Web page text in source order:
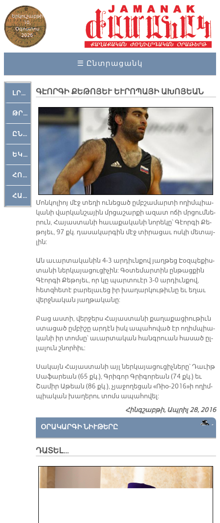
Երկուշաբթի
10,
Օգոստոս
2026
☰ Ընտրացանկ
ԼՐԱՀՈՍ
ԹՐՔԱՀԱՅ ԿԵԱՆՔ
ԸՆԿԵՐԱՄՇԱԿՈՒԹԱՅԻՆ
ԵԿԵՂԵՑԱԿԱՆ
ՀՈԳԵՄՏԱՒՈՐ
ՀԱՐԹԱԿ
ԳԷՈՐ­ԳԻ ՔԵ­ԹՈ­ՅԵՒ ԵՒ­ՐՈ­ՊԱ­ՅԻ Ա­ԽՈ­ՅԵԱՆ
Մոն­կո­լիոյ մէջ տե­ղի ու­նե­ցած ըմբ­շա­մար­տի ո­ղիմ­պիա­
կա­նի վար­կան­շա­յին մրցա­շար­քի ա­զատ ո­ճի մրցում­նե­
րուն, Հա­յաս­տա­նի հա­ւա­քա­կա­նի նո­րե­կը՝ Գէոր­գի Քե­
թո­յեւ, 97 քկ. դա­սա­կար­գին մէջ տի­րա­ցաւ ոս­կի մե­տայ­
լին:
Ան ա­ւար­տա­կա­նին 4-3 ար­դիւն­քով յաղ­թեց Էօզ­պե­քիս­
տա­նի ներ­կա­յա­ցու­ցի­չին: Գօ­տե­մար­տին ըն­թաց­քին
Գէոր­գի Քե­թո­յեւ, որ կը պար­տուէր 3-0 ար­դիւն­քով,
հետզ­հե­տէ բա­րե­լա­ւեց իր խա­ղար­կու­թիւ­նը եւ ե­ղաւ
վերջ­նա­կան յաղ­թա­կա­նը:
Բաց աս­տի, վեր­ջերս Հա­յաս­տա­նի քա­ղա­քա­ցիու­թիւն
ստա­ցած ըմ­բի­շը ար­դէն իսկ ա­պա­հո­ված էր ո­ղիմ­պիա­
կա­նի իր տոմ­սը՝ ա­ւար­տա­կան հանգ­րուան հա­սած ըլ­
լա­լուն շնոր­հիւ:
Սա­կայն Հա­յաս­տա­նի այլ ներ­կա­յա­ցու­ցիչ­նե­րը՝ Դա­ւիթ
Սա­ֆա­րեան (65 քկ.), Գրի­գոր Գրի­գո­րեան (74 քկ.) եւ
Շա­միր Ա­թեան (86 քկ.), չյա­ջո­ղե­ցան «Ռիօ-2016»ի ո­ղիմ­
պիա­կան խա­ղե­րու տոմս ա­պա­հո­վել:
Հինգշաբթի, Ապրիլ 28, 2016
ՕՐԱԿԱՐԳԻ ՆԻՒԹԵՐԸ
ԴԱՏԵԼ…